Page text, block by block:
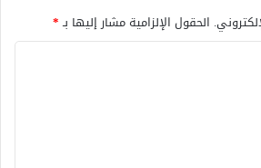
الحقول الإلزامية مشار إليها بـ*